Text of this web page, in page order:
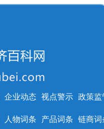
企业动态 视点警示 政策监
人物词条 产品词条 链商词